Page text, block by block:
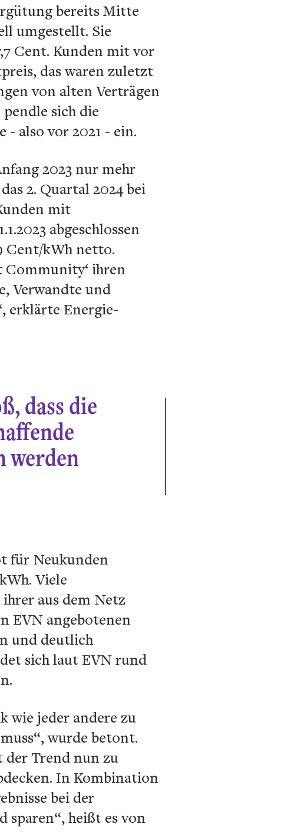
bereits Mitte
umgestellt. Sie
Cent. Kunden mit vor
das waren zuletzt
von alten Verträgen
sich die
- also vor 2021 - ein.
2023 nur mehr
2. Quartal 2024 bei
mit
abgeschlossen
Cent/kWh netto.
Community‘ ihren
Verwandte und
erklärte Energie-
dass die
werden
für Neukunden
Viele
aus dem Netz
EVN angebotenen
und deutlich
sich laut EVN rund
wie jeder andere zu
wurde betont.
der Trend nun zu
In Kombination
bei der
sparen“, heißt es von